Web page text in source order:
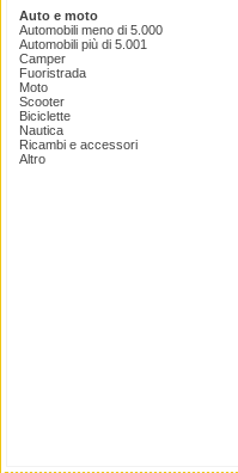
Auto e moto
Automobili meno di 5.000
Automobili più di 5.001
Camper
Fuoristrada
Moto
Scooter
Biciclette
Nautica
Ricambi e accessori
Altro